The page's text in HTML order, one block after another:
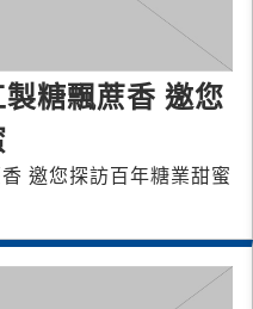
糖飄蔗香 邀您
邀您探訪百年糖業甜蜜